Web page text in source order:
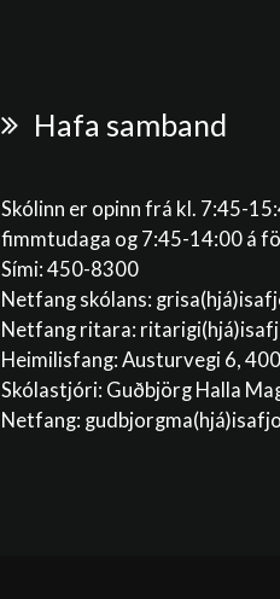
Hafa samband
Skólinn er opinn frá kl. 7:45-
fimmtudaga og 7:45-14:00 á
Sími: 450-8300
Netfang skólans:
Netfang ritara:
Heimilisfang: Austurvegi 6,
Skólastjóri: Guðbjörg Halla
Netfang: